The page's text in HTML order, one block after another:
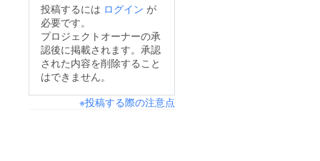
投稿するには ログイン が
必要です。
プロジェクトオーナーの承
認後に掲載されます。承認
された内容を削除すること
はできません。
※投稿する際の注意点